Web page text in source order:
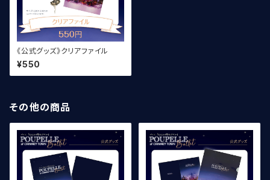
《公式グッズ》クリアファイル
¥550
その他の商品